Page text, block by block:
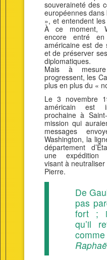
souveraineté des
européennes dans
», et entendent
À ce moment,
encore entré
américaine est de
et de préserver
diplomatiques.
Mais à
progressent, les
plus en plus du «
Le 3 novembre
américain est
prochaine à
mission qui
messages
Washington, la
département
une expédition
visant à
Pierre.
De
pas
fort ;
qu’il